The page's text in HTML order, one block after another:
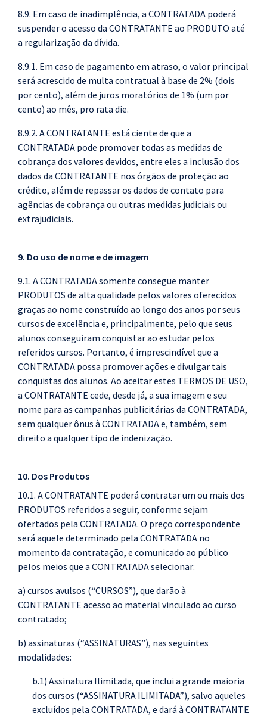
8.9. Em caso de inadimplência, a CONTRATADA poderá
suspender o acesso da CONTRATANTE ao PRODUTO até
a regularização da dívida.
8.9.1. Em caso de pagamento em atraso, o valor principal
será acrescido de multa contratual à base de 2% (dois
por cento), além de juros moratórios de 1% (um por
cento) ao mês, pro rata die.
8.9.2. A CONTRATANTE está ciente de que a
CONTRATADA pode promover todas as medidas de
cobrança dos valores devidos, entre eles a inclusão dos
dados da CONTRATANTE nos órgãos de proteção ao
crédito, além de repassar os dados de contato para
agências de cobrança ou outras medidas judiciais ou
extrajudiciais.
9. Do uso de nome e de imagem
9.1. A CONTRATADA somente consegue manter
PRODUTOS de alta qualidade pelos valores oferecidos
graças ao nome construído ao longo dos anos por seus
cursos de excelência e, principalmente, pelo que seus
alunos conseguiram conquistar ao estudar pelos
referidos cursos. Portanto, é imprescindível que a
CONTRATADA possa promover ações e divulgar tais
conquistas dos alunos. Ao aceitar estes TERMOS DE USO,
a CONTRATANTE cede, desde já, a sua imagem e seu
nome para as campanhas publicitárias da CONTRATADA,
sem qualquer ônus à CONTRATADA e, também, sem
direito a qualquer tipo de indenização.
10. Dos Produtos
10.1. A CONTRATANTE poderá contratar um ou mais dos
PRODUTOS referidos a seguir, conforme sejam
ofertados pela CONTRATADA. O preço correspondente
será aquele determinado pela CONTRATADA no
momento da contratação, e comunicado ao público
pelos meios que a CONTRATADA selecionar:
a) cursos avulsos (“CURSOS”), que darão à
CONTRATANTE acesso ao material vinculado ao curso
contratado;
b) assinaturas (“ASSINATURAS”), nas seguintes
modalidades:
b.1) Assinatura Ilimitada, que inclui a grande maioria
dos cursos (“ASSINATURA ILIMITADA”), salvo aqueles
excluídos pela CONTRATADA, e dará à CONTRATANTE